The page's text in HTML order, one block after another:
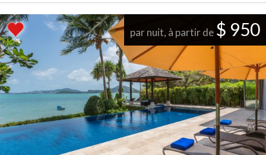
par nuit, à partir de $ 950